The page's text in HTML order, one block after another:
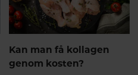
sker förändringarna framför allt
på cellnivå. Kollagenpeptiderna
används som byggmaterial
kontinuerligt förnyas. Kroppen
omsätter ständigt kollagen, och
Kan man få kollagen
genom kosten?